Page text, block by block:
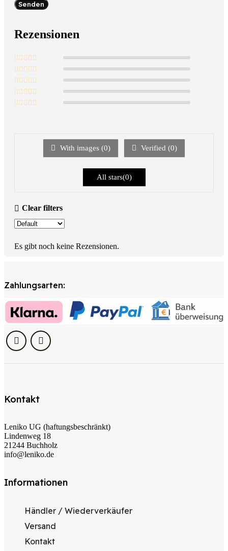
Rezensionen
With images (0) Verified (0)
All stars(0)
Clear filters
Es gibt noch keine Rezensionen.
Zahlungsarten:
Kontakt
Leniko UG (haftungsbeschränkt)
Lindenweg 18
21244 Buchholz
info@leniko.de
Informationen
Händler / Wiederverkäufer
Versand
Kontakt